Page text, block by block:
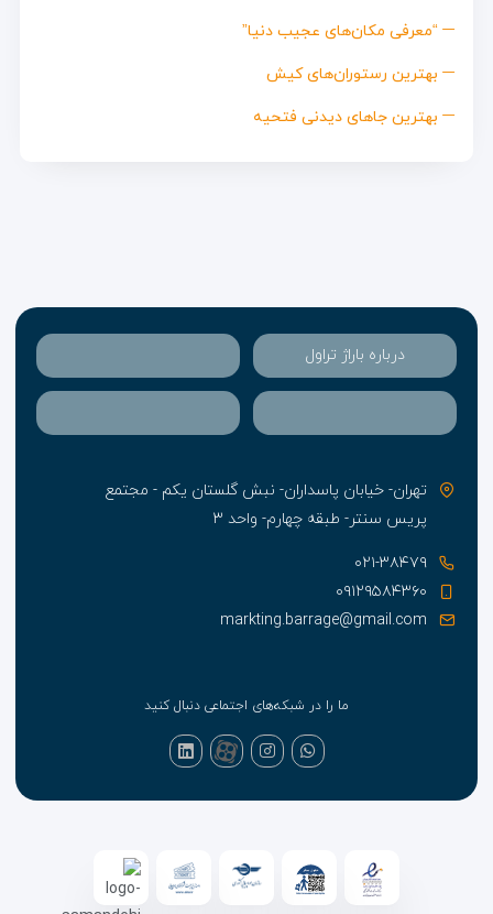
“معرفی مکان‌های عجیب دنیا”
بهترین رستوران‌های کیش
بهترین جاهای دیدنی فتحیه
درباره باراژ تراول
تهران- خیابان پاسداران- نبش گلستان یکم - مجتمع
پریس سنتر- طبقه چهارم- واحد ۳
۰۲۱-۳۸۴۷۹
۰۹۱۲۹۵۸۴۳۶۰
markting.barrage@gmail.com
ما را در شبکه‌های اجتماعی دنبال کنید